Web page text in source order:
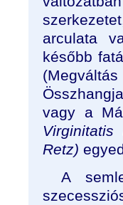
arculata
később
vagy a
Retz)
A